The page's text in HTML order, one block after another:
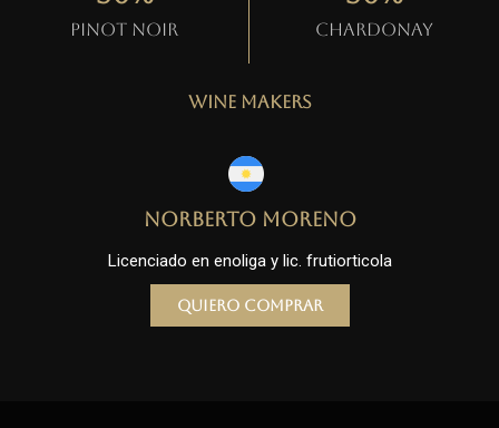
Pinot Noir Chardonay
Wine Makers
Norberto Moreno
Licenciado en enoliga y lic. frutiorticola
Quiero comprar